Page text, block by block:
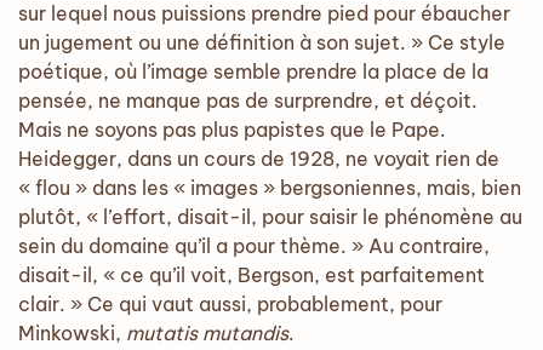
sur lequel nous puissions prendre pied pour ébaucher
un jugement ou une définition à son sujet. » Ce style
poétique, où l’image semble prendre la place de la
pensée, ne manque pas de surprendre, et déçoit.
Mais ne soyons pas plus papistes que le Pape.
Heidegger, dans un cours de 1928, ne voyait rien de
« flou » dans les « images » bergsoniennes, mais, bien
plutôt, « l’effort, disait-il, pour saisir le phénomène au
sein du domaine qu’il a pour thème. » Au contraire,
disait-il, « ce qu’il voit, Bergson, est parfaitement
clair. » Ce qui vaut aussi, probablement, pour
Minkowski, mutatis mutandis.